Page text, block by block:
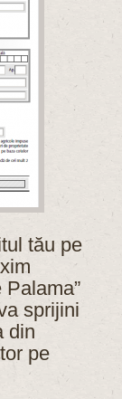
tău pe
sprijini
din
pe